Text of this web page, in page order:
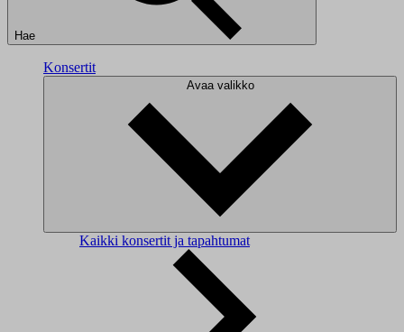
Hae
Konsertit
Avaa valikko
Kaikki konsertit ja tapahtumat